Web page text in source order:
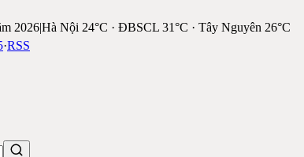
2026|Hà Nội 24°C · ĐBSCL 31°C · Tây Nguyên 26°C
·RSS